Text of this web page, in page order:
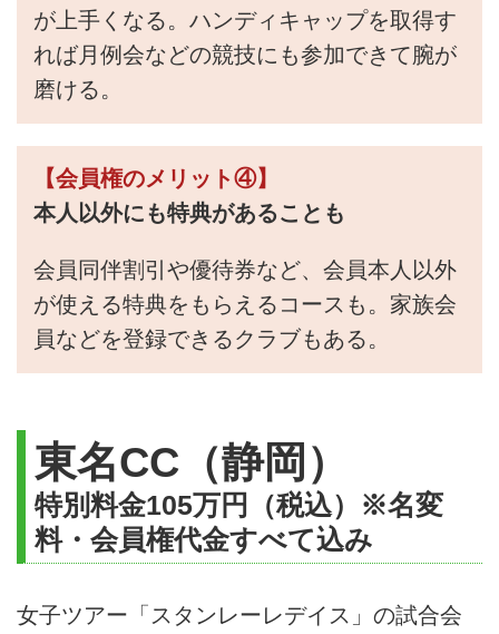
が上手くなる。ハンディキャップを取得す
れば月例会などの競技にも参加できて腕が
磨ける。
【会員権のメリット④】
本人以外にも特典があることも
会員同伴割引や優待券など、会員本人以外
が使える特典をもらえるコースも。家族会
員などを登録できるクラブもある。
東名CC（静岡）
特別料金105万円（税込）※名変
料・会員権代金すべて込み
女子ツアー「スタンレーレデイス」の試合会